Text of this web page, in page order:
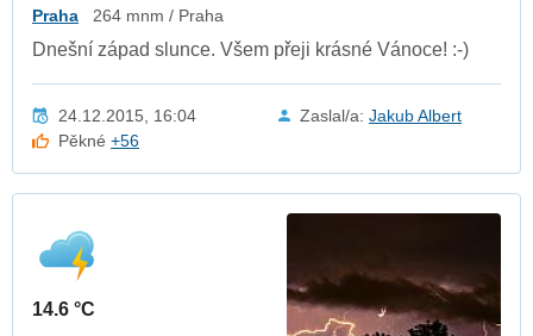
Praha 264 mnm / Praha
Dnešní západ slunce. Všem přeji krásné Vánoce! :-)
24.12.2015, 16:04 Zaslal/a: Jakub Albert
Pěkné+56
14.6 °C